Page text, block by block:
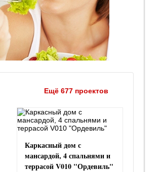
Ещё 677 проектов
Каркасный дом с
мансардой, 4 спальнями и
террасой V010 "Ордевиль"